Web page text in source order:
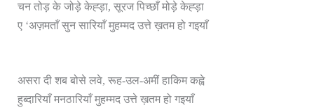
चन तोड़ के जोड़े केह्ड़ा, सूरज पिच्छाँ मोड़े केह्ड़ा
ए ‘अज़मताँ सुन सारियाँ मुहम्मद उत्ते ख़तम हो गइयाँ
असरा दी शब बोसे लवे, रूह-उल-अमीं हाकिम कह्वे
हुब्दारियाँ मनठारियाँ मुहम्मद उत्ते ख़तम हो गइयाँ